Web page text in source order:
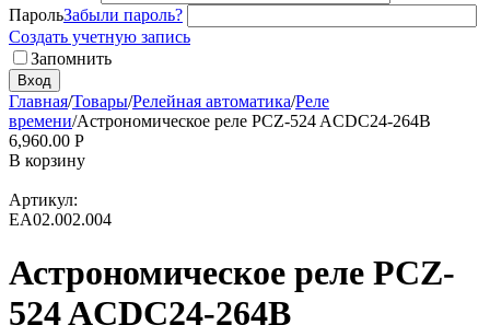
ПарольЗабыли пароль?
Создать учетную запись
Запомнить
Вход
Главная/Товары/Релейная автоматика/Реле
времени/Астрономическое реле PCZ-524 ACDC24-264В
6,960.00 Р
В корзину
Артикул:
EA02.002.004
Астрономическое реле PCZ-
524 ACDC24-264В